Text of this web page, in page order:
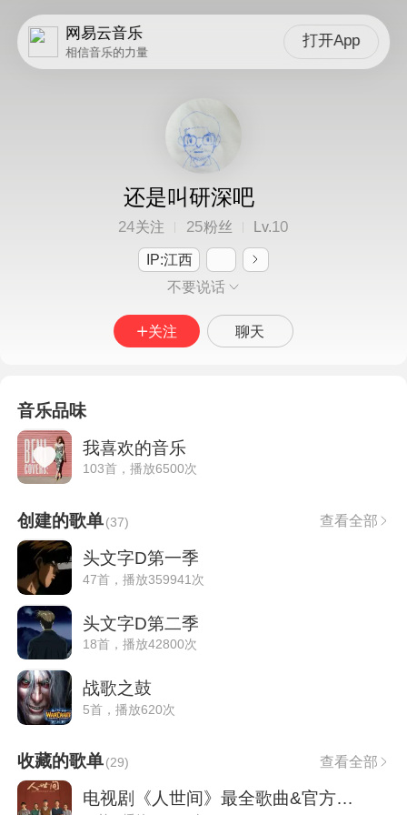
网易云音乐
相信音乐的力量
打开App
还是叫研深吧
24关注 25粉丝 Lv.10
IP:江西
不要说话
关注 聊天
音乐品味
我喜欢的音乐
103首，播放6500次
创建的歌单(37) 查看全部
头文字D第一季
47首，播放359941次
头文字D第二季
18首，播放42800次
战歌之鼓
5首，播放620次
收藏的歌单(29) 查看全部
电视剧《人世间》最全歌曲&官方原声带